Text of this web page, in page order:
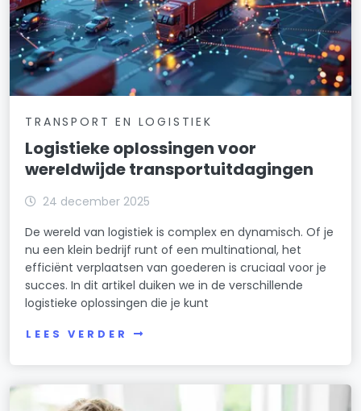
TRANSPORT EN LOGISTIEK
Logistieke oplossingen voor
wereldwijde transportuitdagingen
24 december 2025
De wereld van logistiek is complex en dynamisch. Of je
nu een klein bedrijf runt of een multinational, het
efficiënt verplaatsen van goederen is cruciaal voor je
succes. In dit artikel duiken we in de verschillende
logistieke oplossingen die je kunt
LEES VERDER